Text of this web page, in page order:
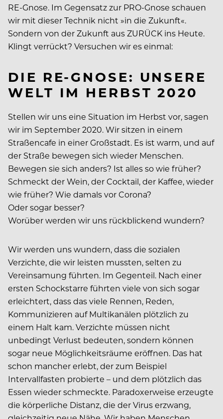
RE-Gnose. Im Gegensatz zur PRO-Gnose schauen
wir mit dieser Technik nicht »in die Zukunft«.
Sondern von der Zukunft aus ZURÜCK ins Heute.
Klingt verrückt? Versuchen wir es einmal:
DIE RE-GNOSE: UNSERE
WELT IM HERBST 2020
Stellen wir uns eine Situation im Herbst vor, sagen
wir im September 2020. Wir sitzen in einem
Straßencafe in einer Großstadt. Es ist warm, und auf
der Straße bewegen sich wieder Menschen.
Bewegen sie sich anders? Ist alles so wie früher?
Schmeckt der Wein, der Cocktail, der Kaffee, wieder
wie früher? Wie damals vor Corona?
Oder sogar besser?
Worüber werden wir uns rückblickend wundern?
Wir werden uns wundern, dass die sozialen
Verzichte, die wir leisten mussten, selten zu
Vereinsamung führten. Im Gegenteil. Nach einer
ersten Schockstarre führten viele von sich sogar
erleichtert, dass das viele Rennen, Reden,
Kommunizieren auf Multikanälen plötzlich zu
einem Halt kam. Verzichte müssen nicht
unbedingt Verlust bedeuten, sondern können
sogar neue Möglichkeitsräume eröffnen. Das hat
schon mancher erlebt, der zum Beispiel
Intervallfasten probierte – und dem plötzlich das
Essen wieder schmeckte. Paradoxerweise erzeugte
die körperliche Distanz, die der Virus erzwang,